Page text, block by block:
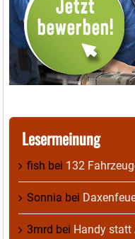
Lesermeinung
fish bei 132
Sonnia bei
3mrd bei Handy